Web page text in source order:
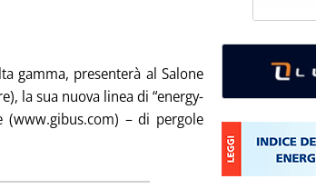
gamma, presenterà al Salone
la sua nuova linea di “energy-
– di pergole
la notizia: 'Pergole fotovoltaiche Gibus'